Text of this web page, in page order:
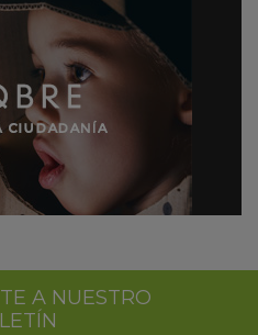
A NUESTRO